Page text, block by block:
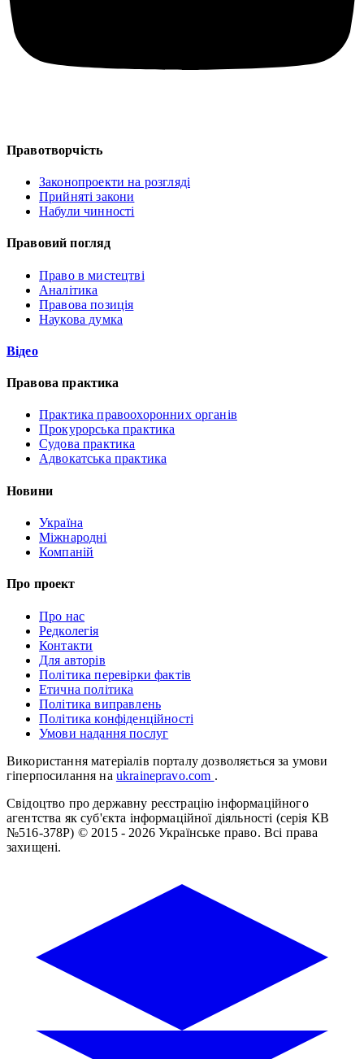
Правотворчість
Законопроекти на розгляді
Прийняті закони
Набули чинності
Правовий погляд
Право в мистецтві
Аналітика
Правова позиція
Наукова думка
Відео
Правова практика
Практика правоохоронних органів
Прокурорська практика
Судова практика
Адвокатська практика
Новини
Україна
Міжнародні
Компаній
Про проект
Про нас
Редколегія
Контакти
Для авторів
Політика перевірки фактів
Етична політика
Політика виправлень
Політика конфіденційності
Умови надання послуг
Використання матеріалів порталу дозволяється за умови
гіперпосилання на ukrainepravo.com .
Свідоцтво про державну реєстрацію інформаційного
агентства як суб'єкта інформаційної діяльності (серія КВ
№516-378Р) © 2015 - 2026 Українське право. Всі права
захищені.